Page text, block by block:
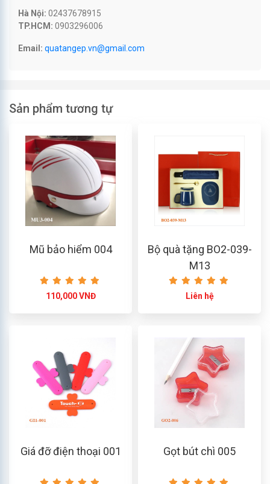
Hà Nội: 02437678915
TP.HCM: 0903296006
Email: quatangep.vn@gmail.com
Sản phẩm tương tự
Mũ bảo hiểm 004
110,000 VNĐ
Bộ quà tặng BO2-039-
M13
Liên hệ
Giá đỡ điện thoại 001 Gọt bút chì 005